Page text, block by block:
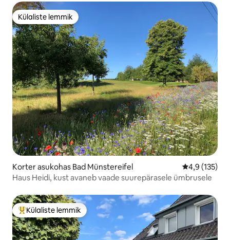
Külaliste lemmik
Külaliste lemmik
Korter asukohas Bad Münstereifel Keskmine
4,9 (135)
Haus Heidi, kust avaneb vaade suurepärasele ümbrusele
Külaliste suur lemmik
Külaliste lemmik